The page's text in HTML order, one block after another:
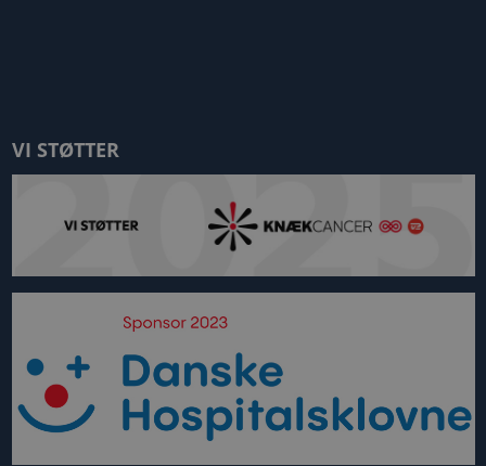
VI STØTTER